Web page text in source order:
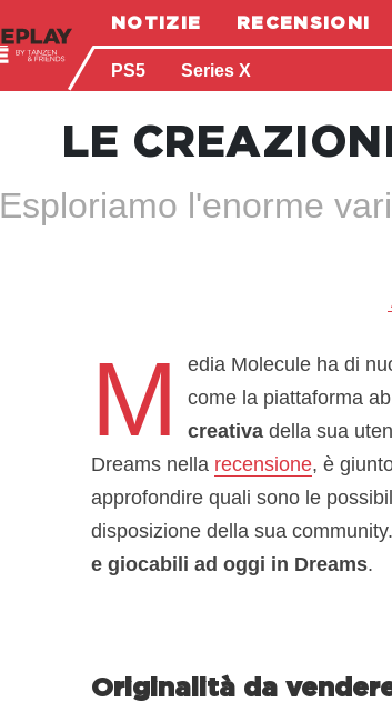
NOTIZIE RECENSIONI
PS5 Series X
LE
Esploriamo l'enorme
M
edia Molecule ha di
come la piattaforma
creativadella sua
Dreams nella recensione, è
approfondire quali sono le
disposizione della sua
e giocabili ad oggi in Dreams.
Originalità da